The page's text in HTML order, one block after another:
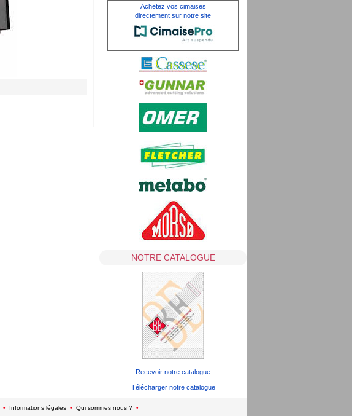
Achetez vos cimaises
directement sur notre site
NOTRE CATALOGUE
Recevoir notre catalogue
Télécharger notre catalogue
• Informations légales • Qui sommes nous ? •